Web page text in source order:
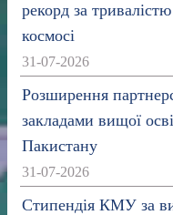
рекорд за
космосі
31-07-2026
Розширення
закладами вищої
Пакистану
31-07-2026
Стипендія КМУ за